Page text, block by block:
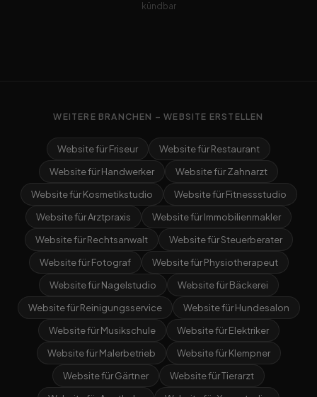
kündbar
WEITERE BRANCHEN – WEBSITE ERSTELLEN
Website für Friseur
Website für Restaurant
Website für Handwerker
Website für Zahnarzt
Website für Kosmetikstudio
Website für Fitnessstudio
Website für Arztpraxis
Website für Immobilienmakler
Website für Rechtsanwalt
Website für Steuerberater
Website für Fotograf
Website für Physiotherapeut
Website für Nagelstudio
Website für Bäckerei
Website für Reinigungsservice
Website für Hundesalon
Website für Musikschule
Website für Elektriker
Website für Malerbetrieb
Website für Klempner
Website für Gärtner
Website für Tierarzt